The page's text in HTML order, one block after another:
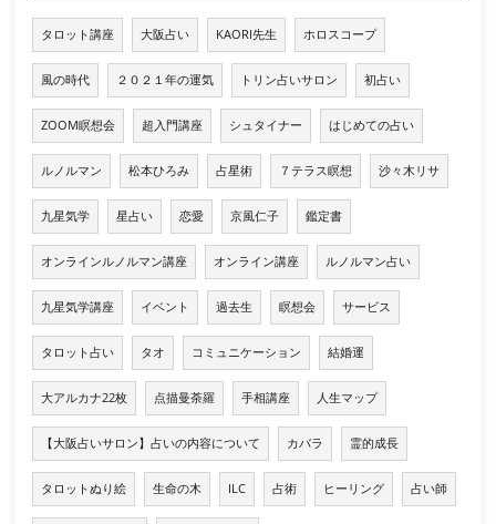
タロット講座 大阪占い KAORI先生 ホロスコープ
風の時代 ２０２１年の運気 トリン占いサロン 初占い
ZOOM瞑想会 超入門講座 シュタイナー はじめての占い
ルノルマン 松本ひろみ 占星術 ７テラス瞑想 沙々木リサ
九星気学 星占い 恋愛 京風仁子 鑑定書
オンラインルノルマン講座 オンライン講座 ルノルマン占い
九星気学講座 イベント 過去生 瞑想会 サービス
タロット占い タオ コミュニケーション 結婚運
大アルカナ22枚 点描曼荼羅 手相講座 人生マップ
【大阪占いサロン】占いの内容について カバラ 霊的成長
タロットぬり絵 生命の木 ILC 占術 ヒーリング 占い師